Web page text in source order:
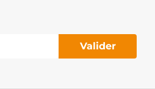
Valider